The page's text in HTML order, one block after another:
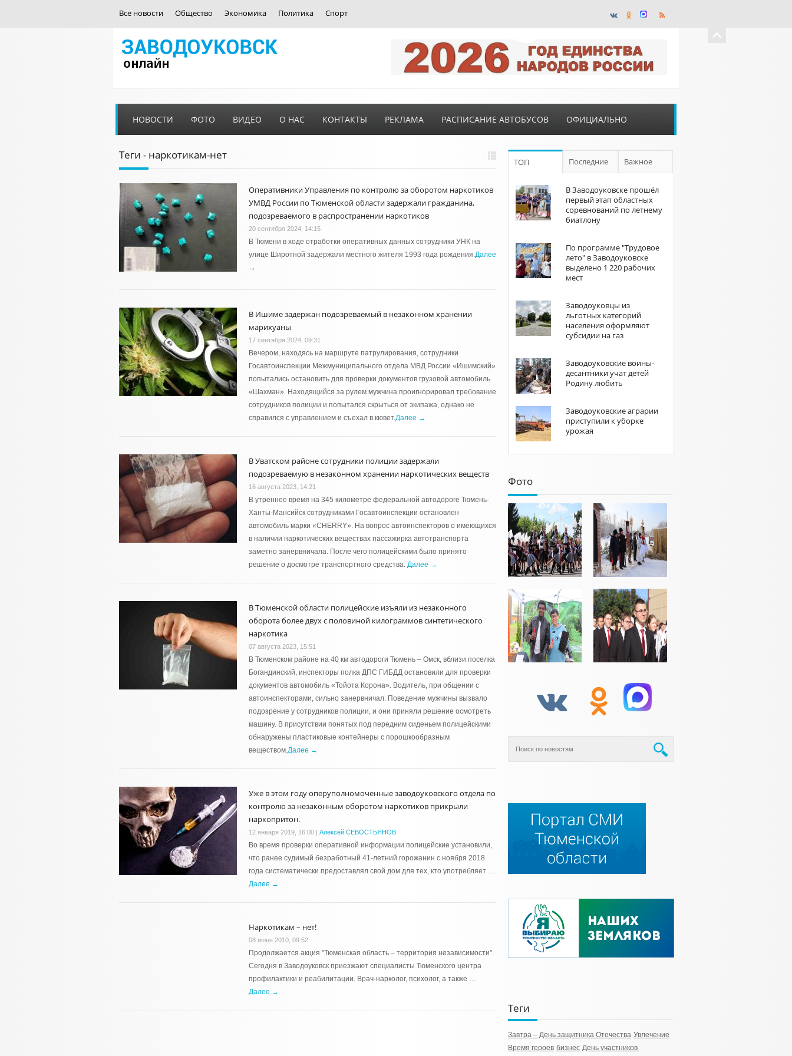
Все новости Общество Экономика Политика Спорт
НОВОСТИ ФОТО ВИДЕО О НАС КОНТАКТЫ РЕКЛАМА РАСПИСАНИЕ АВТОБУСОВ ОФИЦИАЛЬНО
Теги - наркотикам-нет
Оперативники Управления по контролю за оборотом наркотиков
УМВД России по Тюменской области задержали гражданина,
подозреваемого в распространении наркотиков
20 сентября 2024, 14:15
В Тюмени в ходе отработки оперативных данных сотрудники УНК на
улице Широтной задержали местного жителя 1993 года рождения.Далее
→
В Ишиме задержан подозреваемый в незаконном хранении
марихуаны
17 сентября 2024, 09:31
Вечером, находясь на маршруте патрулирования, сотрудники
Госавтоинспекции Межмуниципального отдела МВД России «Ишимский»
попытались остановить для проверки документов грузовой автомобиль
«Шахман». Находящийся за рулем мужчина проигнорировал требование
сотрудников полиции и попытался скрыться от экипажа, однако не
справился с управлением и съехал в кювет.Далее →
В Уватском районе сотрудники полиции задержали
подозреваемую в незаконном хранении наркотических веществ
16 августа 2023, 14:21
В утреннее время на 345 километре федеральной автодороге Тюмень-
Ханты-Мансийск сотрудниками Госавтоинспекции остановлен
автомобиль марки «CHERRY». На вопрос автоинспекторов о имеющихся
в наличии наркотических веществах пассажирка автотранспорта
заметно занервничала. После чего полицейскими было принято
решение о досмотре транспортного средства. Далее →
В Тюменской области полицейские изъяли из незаконного
оборота более двух с половиной килограммов синтетического
наркотика
07 августа 2023, 15:51
В Тюменском районе на 40 км автодороги Тюмень – Омск, вблизи поселка
Богандинский, инспекторы полка ДПС ГИБДД остановили для проверки
документов автомобиль «Тойота Корона». Водитель, при общении с
автоинспекторами, сильно занервничал. Поведение мужчины вызвало
подозрение у сотрудников полиции, и они приняли решение осмотреть
машину. В присутствии понятых под передним сиденьем полицейскими
обнаружены пластиковые контейнеры с порошкообразным
веществом.Далее →
Уже в этом году оперуполномоченные заводоуковского отдела по
контролю за незаконным оборотом наркотиков прикрыли
наркопритон.
12 января 2019, 16:00 | Алексей СЕВОСТЬЯНОВ
Во время проверки оперативной информации полицейские установили,
что ранее судимый безработный 41-летний горожанин с ноября 2018
года систематически предоставлял свой дом для тех, кто употребляет …
Далее →
Наркотикам – нет!
08 июня 2010, 09:52
Продолжается акция "Тюменская область – территория независимости".
Сегодня в Заводоуковск приезжают специалисты Тюменского центра
профилактики и реабилитации. Врач-нарколог, психолог, а также …
Далее →
ТОП Последние Важное
В Заводоуковске прошёл
первый этап областных
соревнований по летнему
биатлону
По программе "Трудовое
лето" в Заводоуковске
выделено 1 220 рабочих
мест
Заводоуковцы из
льготных категорий
населения оформляют
субсидии на газ
Заводоуковские воины-
десантники учат детей
Родину любить
Заводоуковские аграрии
приступили к уборке
урожая
Фото
Теги
Завтра – День защитника Отечества Увлечение
Время героев бизнес День участников